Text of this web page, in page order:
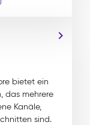
bietet ein
das mehrere
Kanäle,
sind.